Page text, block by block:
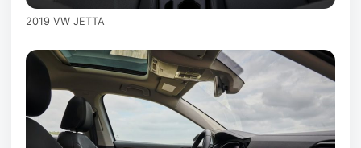
2019 VW JETTA